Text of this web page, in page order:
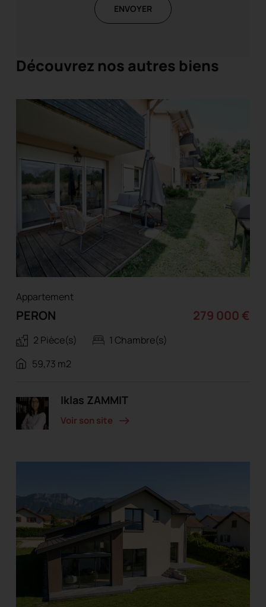
ENVOYER
Découvrez nos autres biens
Appartement
PERON 279 000 €
2 Pièce(s)
1 Chambre(s)
59,73 m2
Iklas ZAMMIT
Voir son site